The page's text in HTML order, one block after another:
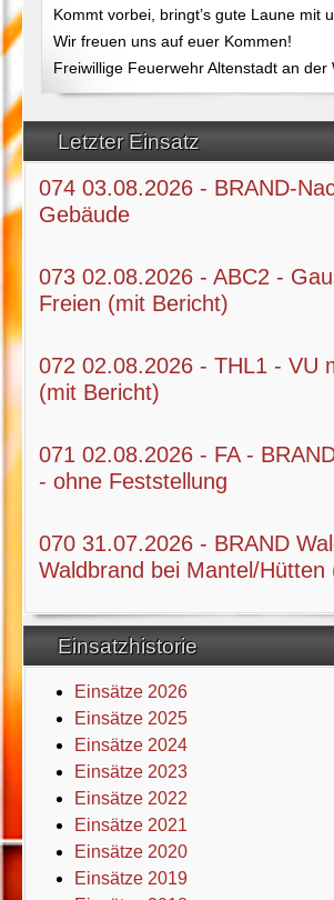
Letzter Einsatz
074 03.08.2026 - BRAND-
Gebäude
073 02.08.2026 - ABC2 -
Freien (mit Bericht)
072 02.08.2026 - THL1 - VU
(mit Bericht)
071 02.08.2026 - FA -
- ohne Feststellung
070 31.07.2026 - BRAND
Waldbrand bei Mantel/Hütten
Einsatzhistorie
Einsätze 2026
Einsätze 2025
Einsätze 2024
Einsätze 2023
Einsätze 2022
Einsätze 2021
Einsätze 2020
Einsätze 2019
Kommt vorbei, bringt’s gute Laune mit
Wir freuen uns auf euer Kommen!
Freiwillige Feuerwehr Altenstadt an der